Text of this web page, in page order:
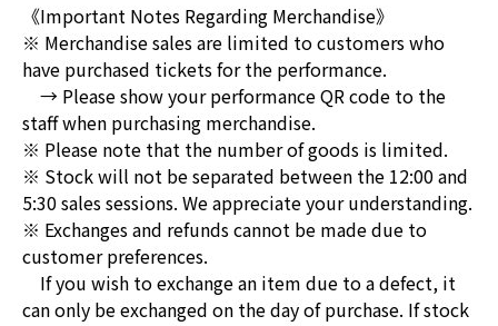
《Important Notes Regarding Merchandise》
※ Merchandise sales are limited to customers who
have purchased tickets for the performance.
→ Please show your performance QR code to the
staff when purchasing merchandise.
※ Please note that the number of goods is limited.
※ Stock will not be separated between the 12:00 and
5:30 sales sessions. We appreciate your understanding.
※ Exchanges and refunds cannot be made due to
customer preferences.
If you wish to exchange an item due to a defect, it
can only be exchanged on the day of purchase. If stock